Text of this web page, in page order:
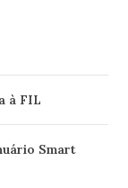
à FIL
Smart